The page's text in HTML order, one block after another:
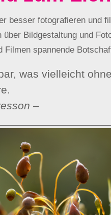
besser fotografieren und
über Bildgestaltung und
Filmen spannende
was vielleicht
–